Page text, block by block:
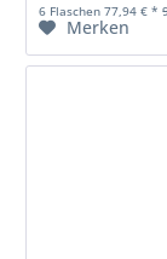
6 Flaschen 77,94 € *
Merken